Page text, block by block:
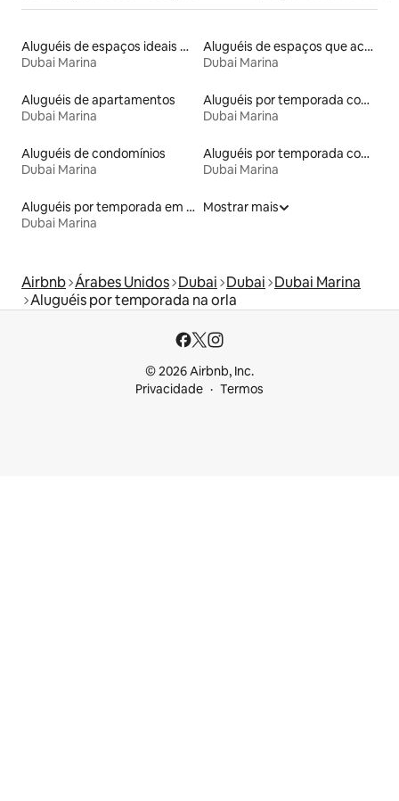
Aluguéis de espaços ideais para famílias
Dubai Marina
Aluguéis de espaços que aceitam animais de estimação
Dubai Marina
Aluguéis de apartamentos
Dubai Marina
Aluguéis por temporada com cama de altura acessível
Dubai Marina
Aluguéis de condomínios
Dubai Marina
Aluguéis por temporada com sauna
Dubai Marina
Aluguéis por temporada em albergue
Dubai Marina
Mostrar mais
Airbnb Árabes Unidos Dubai Dubai Dubai Marina
Aluguéis por temporada na orla
© 2026 Airbnb, Inc.
Privacidade
Termos